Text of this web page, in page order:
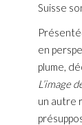
Suisse
en
plume,
L’image
un autre